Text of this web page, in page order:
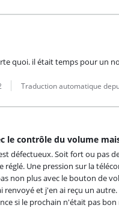
quoi. il était temps pour un
Traduction automatique
le contrôle du volume
défectueux. Soit fort ou pas
réglé. Une pression sur la
non plus avec le bouton de
renvoyé et j'en ai reçu un
si le prochain n'était pas bon